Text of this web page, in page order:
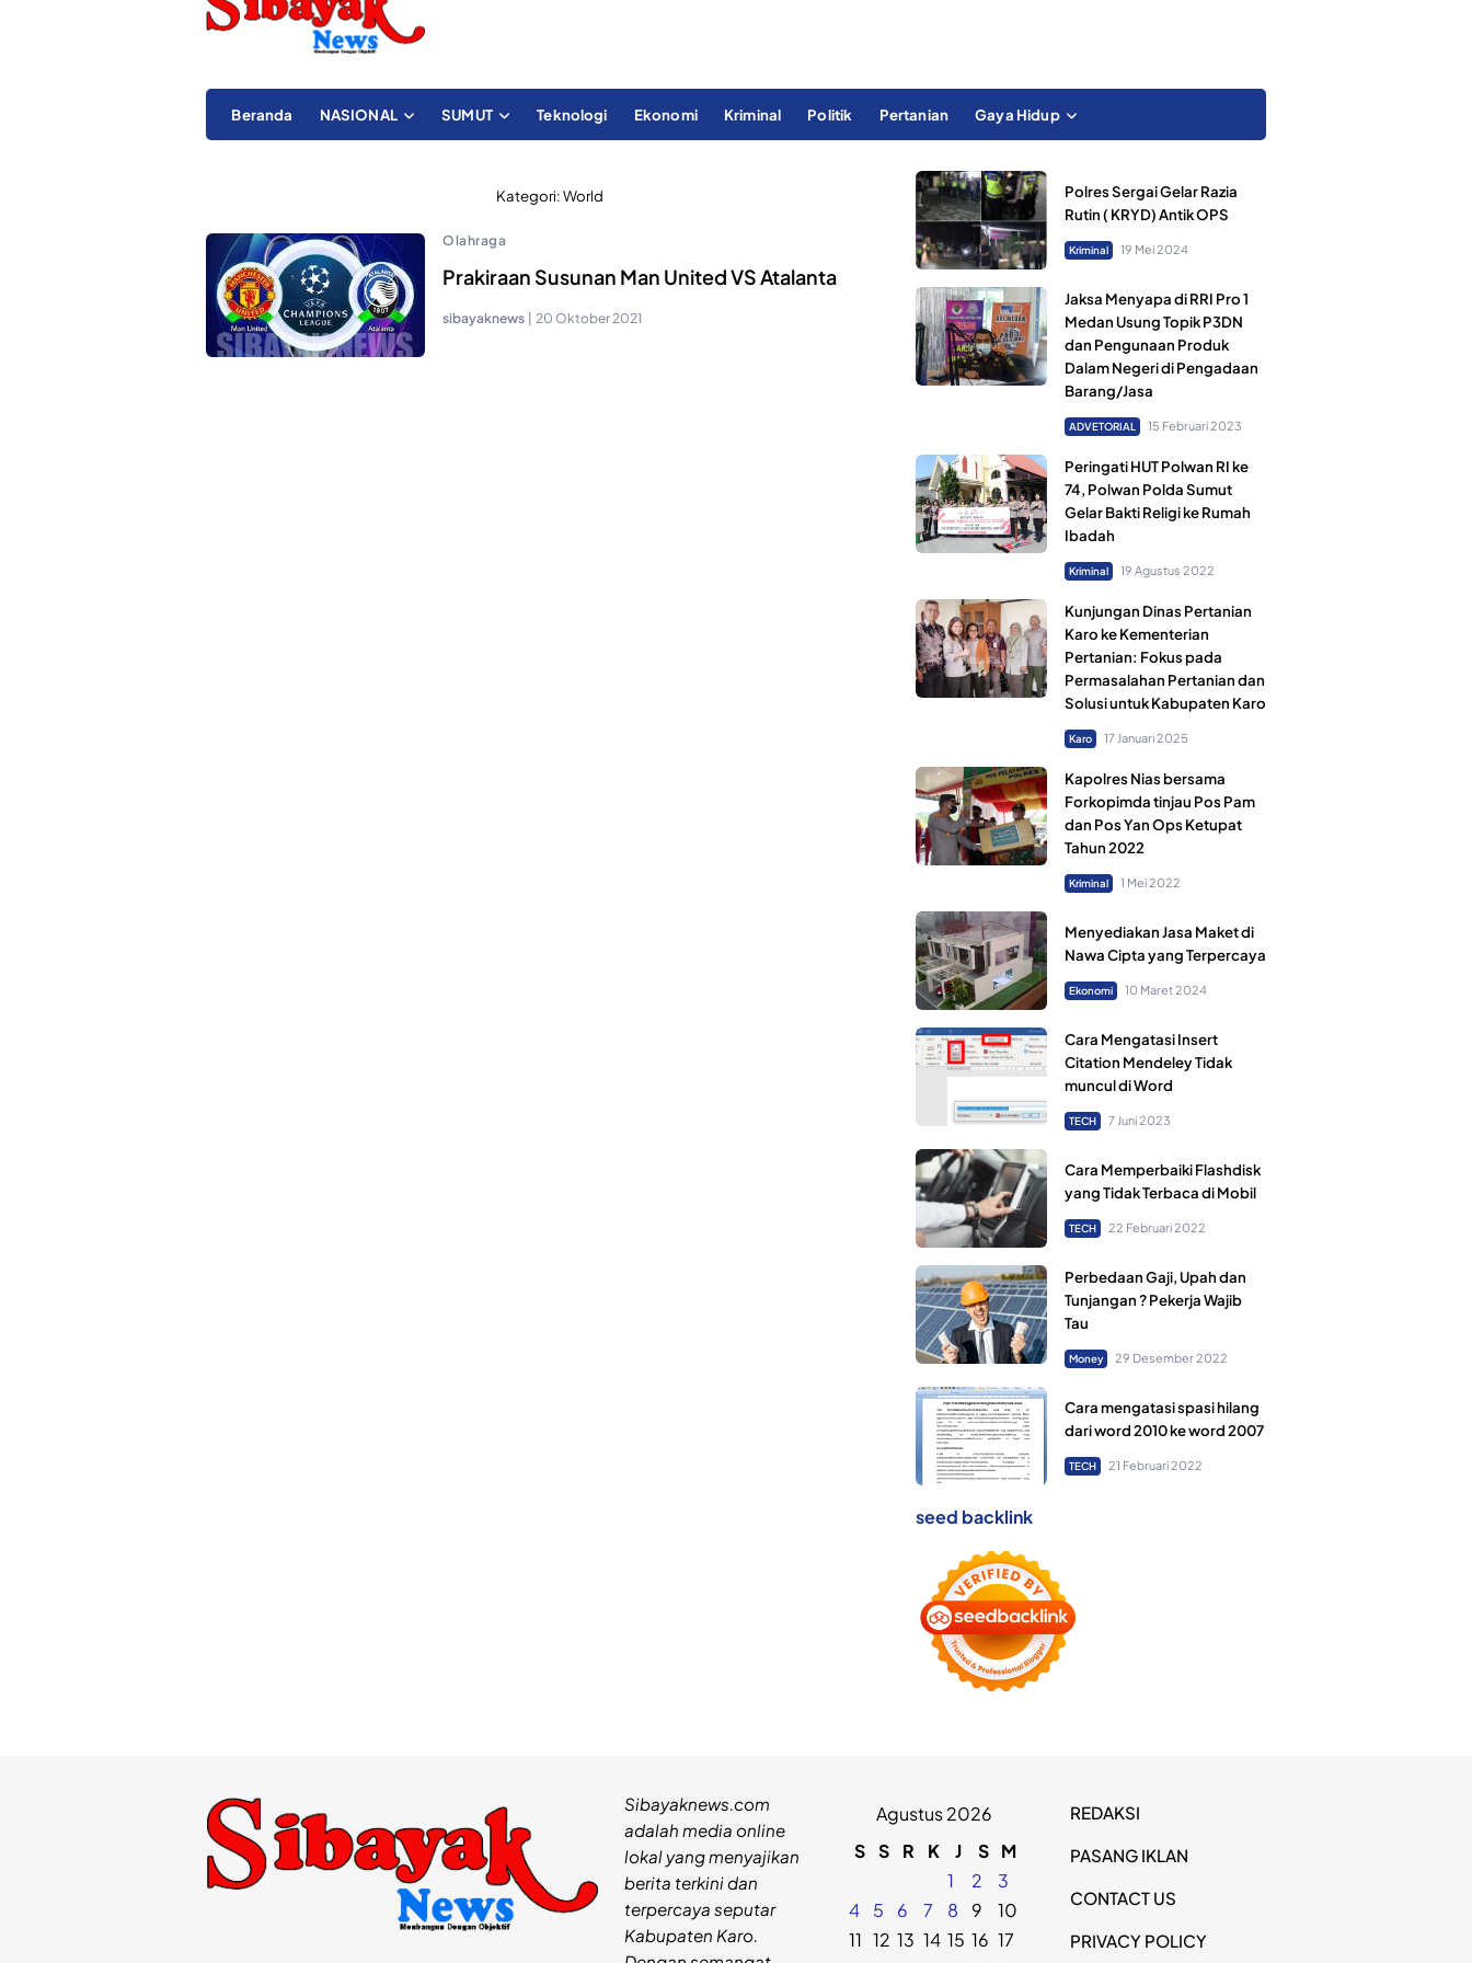
Beranda NASIONAL SUMUT Teknologi Ekonomi Kriminal Politik Pertanian Gaya Hidup
Kategori:World
Olahraga
Prakiraan Susunan Man United VS Atalanta
sibayaknews 20 Oktober 2021
Polres Sergai Gelar Razia
Rutin ( KRYD) Antik OPS
Kriminal 19 Mei 2024
Jaksa Menyapa di RRI Pro 1
Medan Usung Topik P3DN
dan Pengunaan Produk
Dalam Negeri di Pengadaan
Barang/Jasa
ADVETORIAL 15 Februari 2023
Peringati HUT Polwan RI ke
74, Polwan Polda Sumut
Gelar Bakti Religi ke Rumah
Ibadah
Kriminal 19 Agustus 2022
Kunjungan Dinas Pertanian
Karo ke Kementerian
Pertanian: Fokus pada
Permasalahan Pertanian dan
Solusi untuk Kabupaten Karo
Karo 17 Januari 2025
Kapolres Nias bersama
Forkopimda tinjau Pos Pam
dan Pos Yan Ops Ketupat
Tahun 2022
Kriminal 1 Mei 2022
Menyediakan Jasa Maket di
Nawa Cipta yang Terpercaya
Ekonomi 10 Maret 2024
Cara Mengatasi Insert
Citation Mendeley Tidak
muncul di Word
TECH 7 Juni 2023
Cara Memperbaiki Flashdisk
yang Tidak Terbaca di Mobil
TECH 22 Februari 2022
Perbedaan Gaji, Upah dan
Tunjangan ? Pekerja Wajib
Tau
Money 29 Desember 2022
Cara mengatasi spasi hilang
dari word 2010 ke word 2007
TECH 21 Februari 2022
seed backlink
Sibayaknews.com
adalah media online
lokal yang menyajikan
berita terkini dan
terpercaya seputar
Kabupaten Karo.
Agustus 2026
S S R K J S M
1
2
3
4
5 6 7 8 9
10
11 12 13 14 15 16 17
REDAKSI
PASANG IKLAN
CONTACT US
PRIVACY POLICY